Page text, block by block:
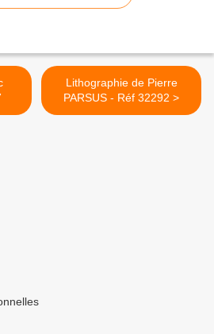
Lithographie de Pierre
PARSUS - Réf 32292 >